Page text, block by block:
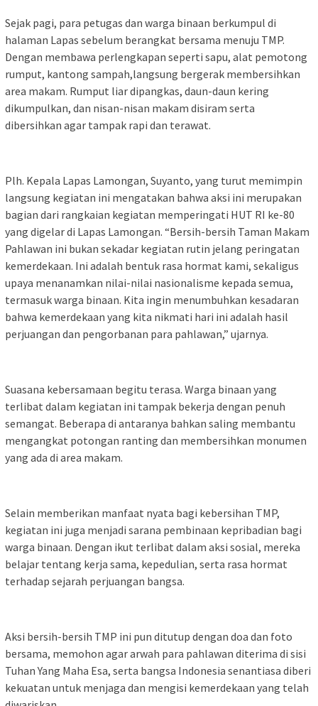
Sejak pagi, para petugas dan warga binaan berkumpul di
halaman Lapas sebelum berangkat bersama menuju TMP.
Dengan membawa perlengkapan seperti sapu, alat pemotong
rumput, kantong sampah,langsung bergerak membersihkan
area makam. Rumput liar dipangkas, daun-daun kering
dikumpulkan, dan nisan-nisan makam disiram serta
dibersihkan agar tampak rapi dan terawat.
Plh. Kepala Lapas Lamongan, Suyanto, yang turut memimpin
langsung kegiatan ini mengatakan bahwa aksi ini merupakan
bagian dari rangkaian kegiatan memperingati HUT RI ke-80
yang digelar di Lapas Lamongan. “Bersih-bersih Taman Makam
Pahlawan ini bukan sekadar kegiatan rutin jelang peringatan
kemerdekaan. Ini adalah bentuk rasa hormat kami, sekaligus
upaya menanamkan nilai-nilai nasionalisme kepada semua,
termasuk warga binaan. Kita ingin menumbuhkan kesadaran
bahwa kemerdekaan yang kita nikmati hari ini adalah hasil
perjuangan dan pengorbanan para pahlawan,” ujarnya.
Suasana kebersamaan begitu terasa. Warga binaan yang
terlibat dalam kegiatan ini tampak bekerja dengan penuh
semangat. Beberapa di antaranya bahkan saling membantu
mengangkat potongan ranting dan membersihkan monumen
yang ada di area makam.
Selain memberikan manfaat nyata bagi kebersihan TMP,
kegiatan ini juga menjadi sarana pembinaan kepribadian bagi
warga binaan. Dengan ikut terlibat dalam aksi sosial, mereka
belajar tentang kerja sama, kepedulian, serta rasa hormat
terhadap sejarah perjuangan bangsa.
Aksi bersih-bersih TMP ini pun ditutup dengan doa dan foto
bersama, memohon agar arwah para pahlawan diterima di sisi
Tuhan Yang Maha Esa, serta bangsa Indonesia senantiasa diberi
kekuatan untuk menjaga dan mengisi kemerdekaan yang telah